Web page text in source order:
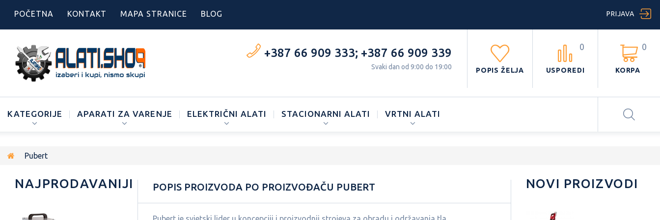
POČETNA KONTAKT MAPA STRANICE BLOG PRIJAVA
KORPA
0
POPIS ŽELJA USPOREDI
0
+387 66 909 333; +387 66 909 339
Svaki dan od 9:00 do 19:00
KATEGORIJE APARATI ZA VARENJE ELEKTRIČNI ALATI STACIONARNI ALATI VRTNI ALATI
Pubert
POPIS PROIZVODA PO PROIZVOĐAČU PUBERT
NAJPRODAVANIJI NOVI PROIZVODI